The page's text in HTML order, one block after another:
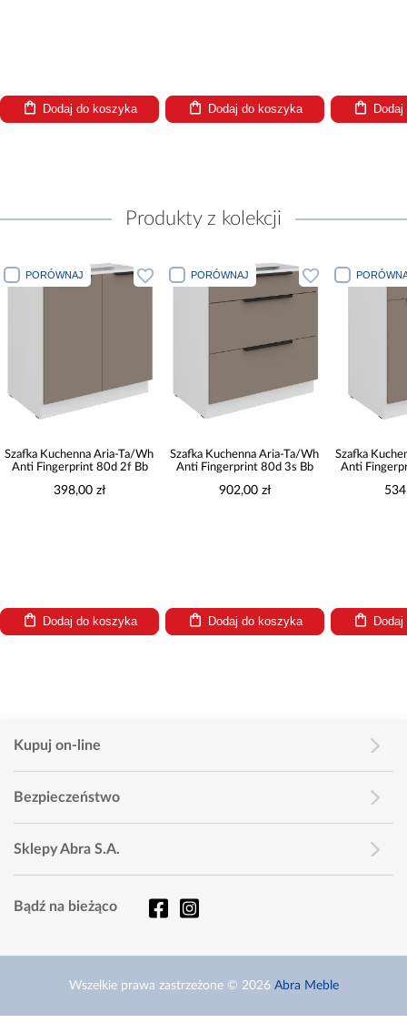
Dodaj do koszyka Dodaj do koszyka
Produkty z kolekcji
PORÓWNAJ
Szafka Kuchenna Aria-Ta/Wh
Anti Fingerprint 80d 2f Bb
398,00 zł
Dodaj do koszyka
PORÓWNAJ
Szafka Kuchenna Aria-Ta/Wh
Anti Fingerprint 80d 3s Bb
902,00 zł
Dodaj do koszyka
Szafka
Anti
Kupuj on-line
Bezpieczeństwo
Sklepy Abra S.A.
Bądź na bieżąco
Wszelkie prawa zastrzeżone © 2026 Abra Meble